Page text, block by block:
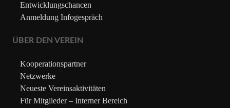
Entwicklungschancen
Anmeldung Infogespräch
ÜBER DEN VEREIN
Kooperationspartner
Netzwerke
Neueste Vereinsaktivitäten
Für Mitglieder – Interner Bereich